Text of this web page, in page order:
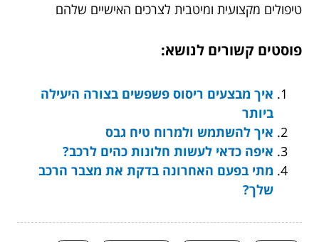
טיפולים מקצועית ומיטבית לצרכים האישיים שלהם
פוסטים קשורים לנושא:
איך מבצעים ריסוס פשפשים בצורה היעילה
ביותר
איך להשתמש ולמרוח טיח גבס
איפה כדאי לעשות חלונות כהים לרכב?
מתי בפעם האחרונה בדקת את מצבר הרכב
שלך?